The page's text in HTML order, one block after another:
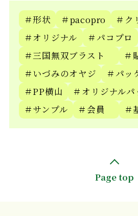
＃形状 ＃pacopro
＃ク
＃オリジナル
＃パコプロ
＃三国無双ブラスト
＃
＃いづみのオヤジ
＃パッ
＃PP横山
＃オリジナル
＃サンプル
＃会員 ＃
Page top